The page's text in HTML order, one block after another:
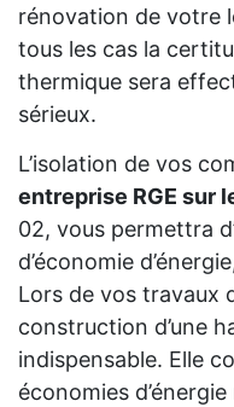
rénovation de votre
tous les cas la
thermique sera
sérieux.
L’isolation de vos
entreprise RGE sur
02, vous permettra
d’économie
Lors de vos travaux
construction d’une
indispensable. Elle
économies